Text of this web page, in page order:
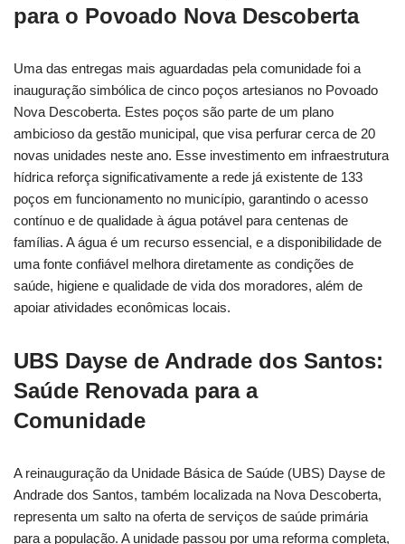
para o Povoado Nova Descoberta
Uma das entregas mais aguardadas pela comunidade foi a
inauguração simbólica de cinco poços artesianos no Povoado
Nova Descoberta. Estes poços são parte de um plano
ambicioso da gestão municipal, que visa perfurar cerca de 20
novas unidades neste ano. Esse investimento em infraestrutura
hídrica reforça significativamente a rede já existente de 133
poços em funcionamento no município, garantindo o acesso
contínuo e de qualidade à água potável para centenas de
famílias. A água é um recurso essencial, e a disponibilidade de
uma fonte confiável melhora diretamente as condições de
saúde, higiene e qualidade de vida dos moradores, além de
apoiar atividades econômicas locais.
UBS Dayse de Andrade dos Santos:
Saúde Renovada para a
Comunidade
A reinauguração da Unidade Básica de Saúde (UBS) Dayse de
Andrade dos Santos, também localizada na Nova Descoberta,
representa um salto na oferta de serviços de saúde primária
para a população. A unidade passou por uma reforma completa,